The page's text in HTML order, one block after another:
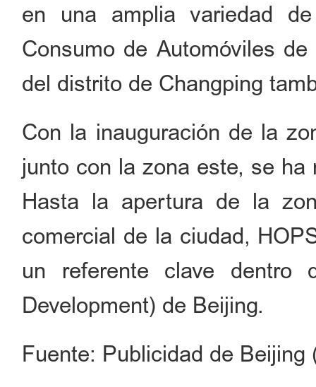
en una amplia variedad
Consumo de Automóviles
del distrito de Changping
Con la inauguración de la
junto con la zona este, se
Hasta la apertura de la
comercial de la ciudad,
un referente clave dentro
Development) de Beijing.
Fuente: Publicidad de Beijing